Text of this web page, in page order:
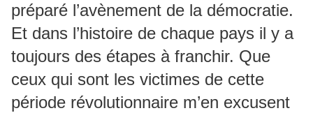
préparé l’avènement de la démocratie.
Et dans l’histoire de chaque pays il y a
toujours des étapes à franchir. Que
ceux qui sont les victimes de cette
période révolutionnaire m’en excusent